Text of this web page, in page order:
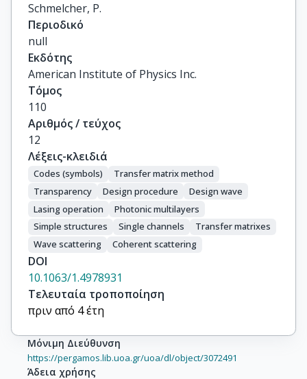
Schmelcher, P.
Περιοδικό
null
Εκδότης
American Institute of Physics Inc.
Τόμος
110
Αριθμός / τεύχος
12
Λέξεις-κλειδιά
Codes (symbols)
Transfer matrix method
Transparency
Design procedure
Design wave
Lasing operation
Photonic multilayers
Simple structures
Single channels
Transfer matrixes
Wave scattering
Coherent scattering
DOI
10.1063/1.4978931
Τελευταία τροποποίηση
πριν από 4 έτη
Μόνιμη Διεύθυνση
https://pergamos.lib.uoa.gr/uoa/dl/object/3072491
Άδεια χρήσης